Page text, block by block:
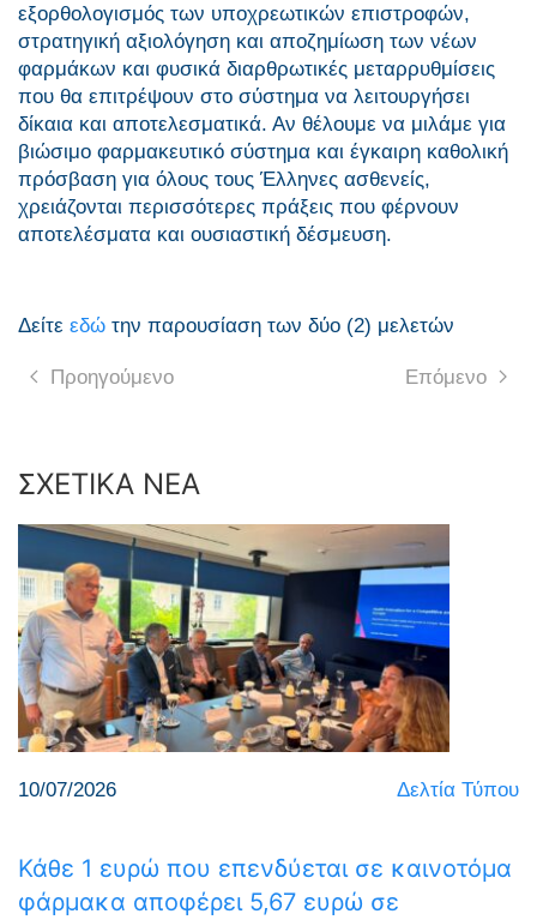
εξορθολογισμός των υποχρεωτικών επιστροφών,
στρατηγική αξιολόγηση και αποζημίωση των νέων
φαρμάκων και φυσικά διαρθρωτικές μεταρρυθμίσεις
που θα επιτρέψουν στο σύστημα να λειτουργήσει
δίκαια και αποτελεσματικά. Αν θέλουμε να μιλάμε για
βιώσιμο φαρμακευτικό σύστημα και έγκαιρη καθολική
πρόσβαση για όλους τους Έλληνες ασθενείς,
χρειάζονται περισσότερες πράξεις που φέρνουν
αποτελέσματα και ουσιαστική δέσμευση.
Δείτε εδώ την παρουσίαση των δύο (2) μελετών
Προηγούμενο Επόμενο
ΣΧΕΤΙΚΑ ΝΕΑ
10/07/2026 Δελτία Τύπου
Κάθε 1 ευρώ που επενδύεται σε καινοτόμα
φάρμακα αποφέρει 5,67 ευρώ σε